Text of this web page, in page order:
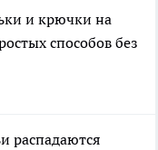
и крючки на
способов без
распадаются